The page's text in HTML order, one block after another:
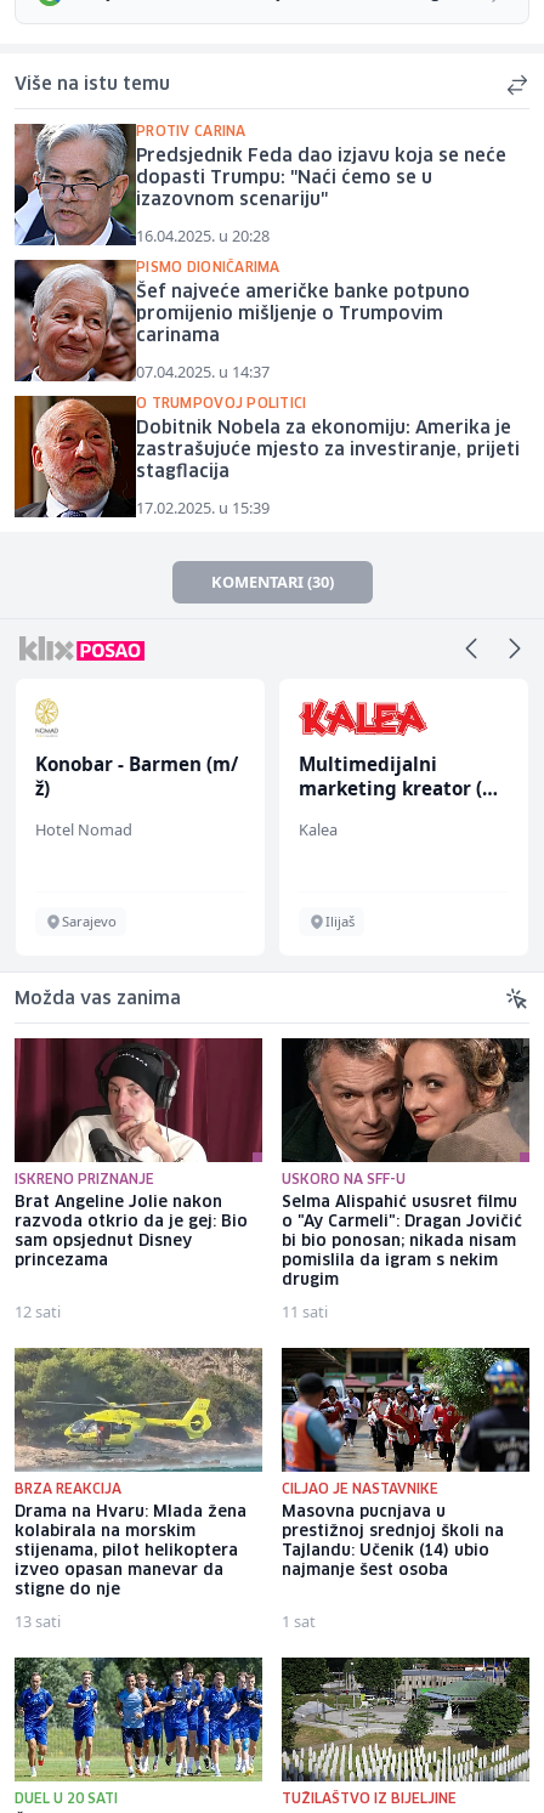
Više na istu temu
PROTIV CARINA
Predsjednik Feda dao izjavu koja se neće
dopasti Trumpu: "Naći ćemo se u
izazovnom scenariju"
16.04.2025. u 20:28
PISMO DIONIČARIMA
Šef najveće američke banke potpuno
promijenio mišljenje o Trumpovim
carinama
07.04.2025. u 14:37
O TRUMPOVOJ POLITICI
Dobitnik Nobela za ekonomiju: Amerika je
zastrašujuće mjesto za investiranje, prijeti
stagflacija
17.02.2025. u 15:39
KOMENTARI (30)
Multimedijalni
marketing kreator (m/
Kalea
Ilijaš
Kuhar za pripremu
brze hrane i
ž)
Easy Bites
Sarajevo
Možda vas zanima
ISKRENO PRIZNANJE
Brat Angeline Jolie nakon
razvoda otkrio da je gej: Bio
sam opsjednut Disney
princezama
12 sati
USKORO NA SFF-U
Selma Alispahić ususret filmu
o "Ay Carmeli": Dragan Jovičić
bi bio ponosan; nikada nisam
pomislila da igram s nekim
drugim
11 sati
BRZA REAKCIJA
Drama na Hvaru: Mlada žena
kolabirala na morskim
stijenama, pilot helikoptera
izveo opasan manevar da
stigne do nje
13 sati
CILJAO JE NASTAVNIKE
Masovna pucnjava u
prestižnoj srednjoj školi na
Tajlandu: Učenik (14) ubio
najmanje šest osoba
1 sat
DUEL U 20 SATI TUŽILAŠTVO IZ BIJELJINE